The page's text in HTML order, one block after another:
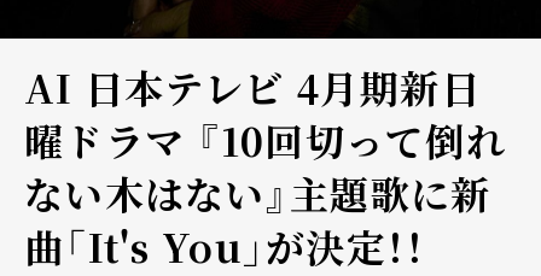
AI 日本テレビ 4月期新日
曜ドラマ 『10回切って倒れ
ない木はない』主題歌に新
曲「It's You」が決定！！